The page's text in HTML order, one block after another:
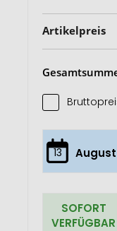
Artikelpreis
13 August
SOFORT
VERFÜGBAR